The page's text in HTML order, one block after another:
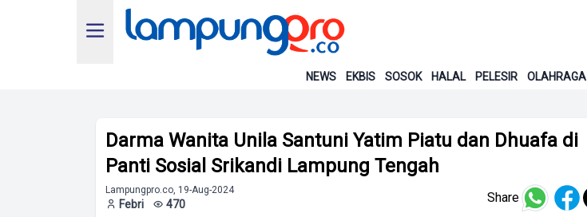
NEWS EKBIS SOSOK HALAL PELESIR OLAHRAGA
Darma Wanita Unila Santuni Yatim Piatu dan Dhuafa di
Panti Sosial Srikandi Lampung Tengah
Lampungpro.co, 19-Aug-2024
Febri 470 Share